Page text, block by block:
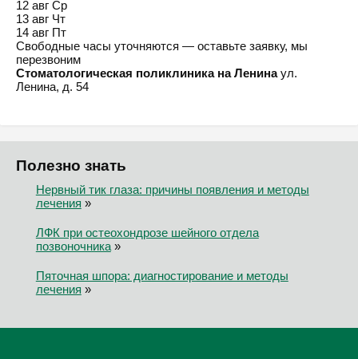
12 авг Ср
13 авг Чт
14 авг Пт
Свободные часы уточняются — оставьте заявку, мы
перезвоним
Стоматологическая поликлиника на Ленина ул.
Ленина, д. 54
Полезно знать
Нервный тик глаза: причины появления и методы
лечения »
ЛФК при остеохондрозе шейного отдела
позвоночника»
Пяточная шпора: диагностирование и методы
лечения »